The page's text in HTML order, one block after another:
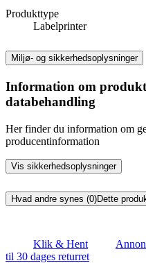
Produkttype
Labelprinter
Miljø- og sikkerhedsoplysninger
Information om
databehandling
Her finder du information om
producentinformation
Vis sikkerhedsoplysninger
Hvad andre synes (0)Dette
Klik & Hent
til 30 dages returret